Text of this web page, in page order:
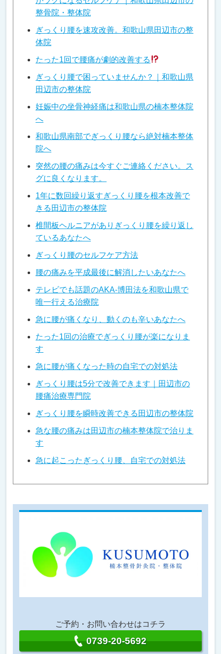
整骨院・整体院
ぎっくり腰を速攻改善。和歌山県田辺市の整
体院
たった1回で腰痛が劇的改善する
ぎっくり腰で困っていませんか？｜和歌山県
田辺市の整体院
妊娠中の坐骨神経痛は和歌山県の楠本整体院
へ
和歌山県南部でぎっくり腰なら絶対楠本整体
院へ
突然の腰の痛みは今すぐご連絡ください。ス
グに良くなります。
1年に数回繰り返すぎっくり腰を根本改善で
きる田辺市の整体院
椎間板ヘルニアがありぎっくり腰を繰り返し
ているあなたへ
ぎっくり腰のセルフケア方法
腰の痛みを平成最後に解消したいあなたへ
テレビでも話題のAKA-博田法を和歌山県で
唯一行える治療院
急に腰が痛くなり、動くのも辛いあなたへ
たった1回の治療でぎっくり腰が楽になりま
す
急に腰が痛くなった時の自宅での対処法
ぎっくり腰は5分で改善できます｜田辺市の
腰痛治療専門院
ぎっくり腰を瞬時改善できる田辺市の整体院
急な腰の痛みは田辺市の楠本整体院で治りま
す
急に起こったぎっくり腰、自宅での対処法
ご予約・お問い合わせはコチラ
0739-20-5692